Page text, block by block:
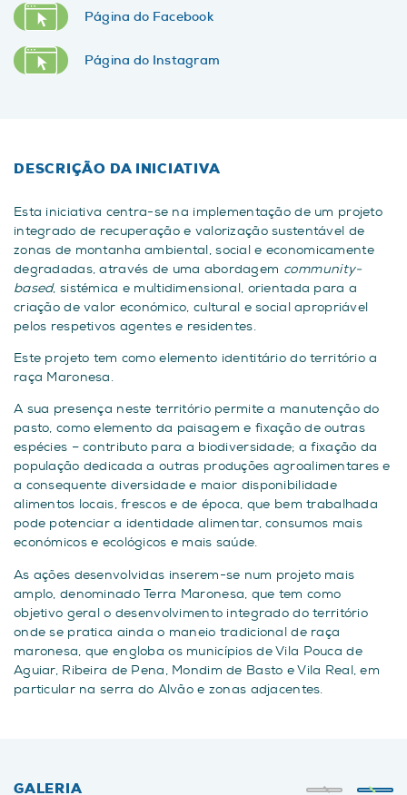
Página do Facebook
Página do Instagram
DESCRIÇÃO DA INICIATIVA
Esta iniciativa centra-se na implementação de um projeto
integrado de recuperação e valorização sustentável de
zonas de montanha ambiental, social e economicamente
degradadas, através de uma abordagem community-
based, sistémica e multidimensional, orientada para a
criação de valor económico, cultural e social apropriável
pelos respetivos agentes e residentes.
Este projeto tem como elemento identitário do território a
raça Maronesa.
A sua presença neste território permite a manutenção do
pasto, como elemento da paisagem e fixação de outras
espécies – contributo para a biodiversidade; a fixação da
população dedicada a outras produções agroalimentares e
a consequente diversidade e maior disponibilidade
alimentos locais, frescos e de época, que bem trabalhada
pode potenciar a identidade alimentar, consumos mais
económicos e ecológicos e mais saúde.
As ações desenvolvidas inserem-se num projeto mais
amplo, denominado Terra Maronesa, que tem como
objetivo geral o desenvolvimento integrado do território
onde se pratica ainda o maneio tradicional de raça
maronesa, que engloba os municípios de Vila Pouca de
Aguiar, Ribeira de Pena, Mondim de Basto e Vila Real, em
particular na serra do Alvão e zonas adjacentes.
GALERIA